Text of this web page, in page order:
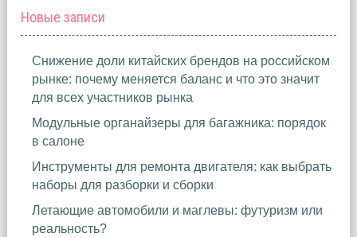
Новые записи
Снижение доли китайских брендов на российском
рынке: почему меняется баланс и что это значит
для всех участников рынка
Модульные органайзеры для багажника: порядок
в салоне
Инструменты для ремонта двигателя: как выбрать
наборы для разборки и сборки
Летающие автомобили и маглевы: футуризм или
реальность?